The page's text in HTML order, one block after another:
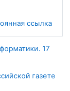
ссылка
17
газете